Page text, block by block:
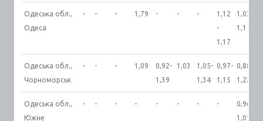
Одеська обл.,
Одеса
- - - 1,79 - - -
1,12
-
1,17
1,03-
1,1
Одеська обл.,
Чорноморськ
- - - 1,09
0,92-
1,39
1,03
1,05-
1,34
0,97-
1,15
0,88-
1,22
Одеська обл.,
Южне
- - - - - - - -
0,96-
1,01